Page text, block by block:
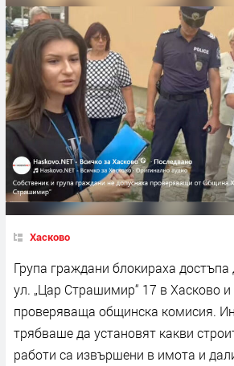
Хасково
Група граждани блокираха
ул. „Цар Страшимир“ 17 в Хасково и
проверяваща общинска комисия.
трябваше да установят какви
работи са извършени в имота и